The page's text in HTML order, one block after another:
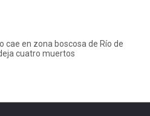
cae en zona boscosa de Río de
cuatro muertos